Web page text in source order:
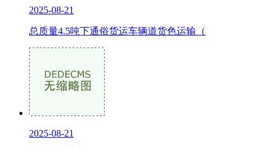
2025-08-21
总质量4.5吨下通俗货运车辆道货色运输（
2025-08-21